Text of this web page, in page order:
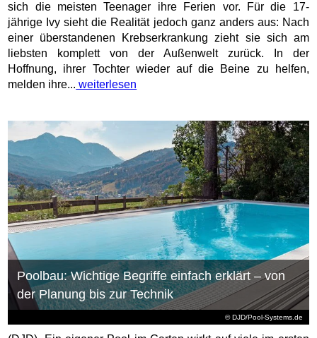
sich die meisten Teenager ihre Ferien vor. Für die 17-
jährige Ivy sieht die Realität jedoch ganz anders aus: Nach
einer überstandenen Krebserkrankung zieht sie sich am
liebsten komplett von der Außenwelt zurück. In der
Hoffnung, ihrer Tochter wieder auf die Beine zu helfen,
melden ihre... weiterlesen
© DJD/Pool-Systems.de
Poolbau: Wichtige Begriffe einfach erklärt – von
der Planung bis zur Technik